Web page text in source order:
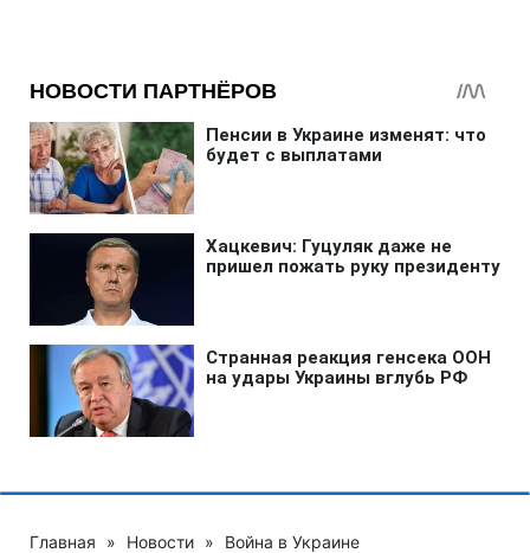
Главная » Новости » Война в Украине